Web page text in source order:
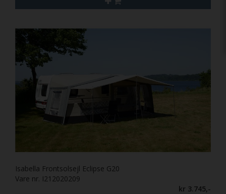
Isabella Frontsolsejl Eclipse G20
Vare nr. I212020209
kr 3.745,-